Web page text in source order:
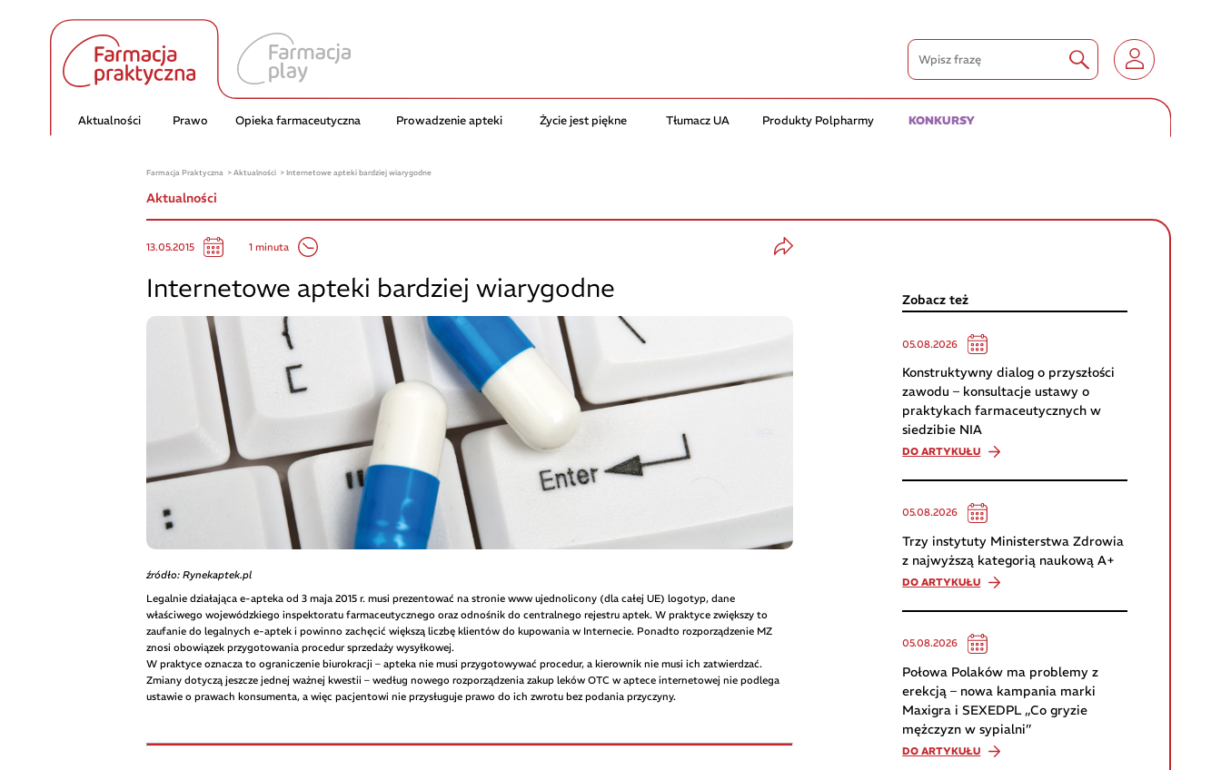
Aktualności Prawo Opieka farmaceutyczna Prowadzenie apteki Życie jest piękne Tłumacz UA Produkty Polpharmy KONKURSY
Farmacja Praktyczna Aktualności Internetowe apteki bardziej wiarygodne
Aktualności
13.05.2015 1 minuta
Internetowe apteki bardziej wiarygodne
źródło: Rynekaptek.pl
Legalnie działająca e-apteka od 3 maja 2015 r. musi prezentować na stronie www ujednolicony (dla całej UE) logotyp, dane
właściwego wojewódzkiego inspektoratu farmaceutycznego oraz odnośnik do centralnego rejestru aptek. W praktyce zwiększy to
zaufanie do legalnych e-aptek i powinno zachęcić większą liczbę klientów do kupowania w Internecie. Ponadto rozporządzenie MZ
znosi obowiązek przygotowania procedur sprzedaży wysyłkowej.
W praktyce oznacza to ograniczenie biurokracji – apteka nie musi przygotowywać procedur, a kierownik nie musi ich zatwierdzać.
Zmiany dotyczą jeszcze jednej ważnej kwestii – według nowego rozporządzenia zakup leków OTC w aptece internetowej nie podlega
ustawie o prawach konsumenta, a więc pacjentowi nie przysługuje prawo do ich zwrotu bez podania przyczyny.
Zobacz też
05.08.2026
Konstruktywny dialog o przyszłości
zawodu – konsultacje ustawy o
praktykach farmaceutycznych w
siedzibie NIA
DO ARTYKUŁU
05.08.2026
Trzy instytuty Ministerstwa Zdrowia
z najwyższą kategorią naukową A+
DO ARTYKUŁU
05.08.2026
Połowa Polaków ma problemy z
erekcją – nowa kampania marki
Maxigra i SEXEDPL „Co gryzie
mężczyzn w sypialni”
DO ARTYKUŁU